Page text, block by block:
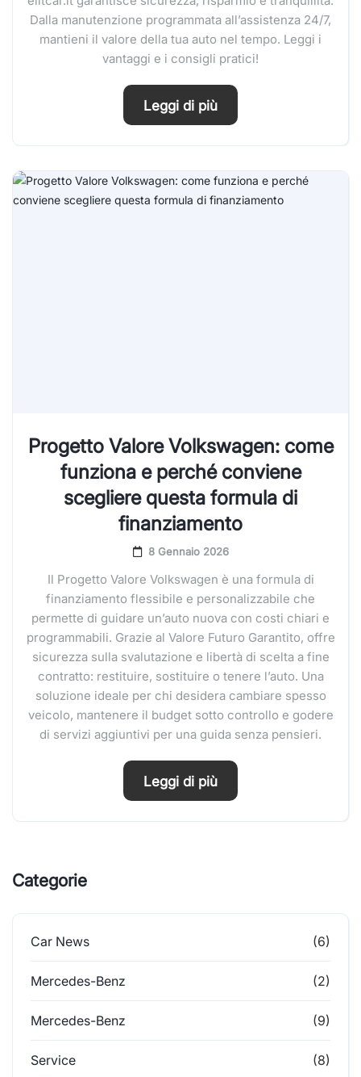
Dalla manutenzione programmata all’assistenza 24/7,
mantieni il valore della tua auto nel tempo. Leggi i
vantaggi e i consigli pratici!
Leggi di più
Progetto Valore Volkswagen: come
funziona e perché conviene
scegliere questa formula di
finanziamento
8 Gennaio 2026
Il Progetto Valore Volkswagen è una formula di
finanziamento flessibile e personalizzabile che
permette di guidare un’auto nuova con costi chiari e
programmabili. Grazie al Valore Futuro Garantito, offre
sicurezza sulla svalutazione e libertà di scelta a fine
contratto: restituire, sostituire o tenere l’auto. Una
soluzione ideale per chi desidera cambiare spesso
veicolo, mantenere il budget sotto controllo e godere
di servizi aggiuntivi per una guida senza pensieri.
Leggi di più
Categorie
Car News (6)
Mercedes-Benz (2)
Mercedes-Benz (9)
Service (8)